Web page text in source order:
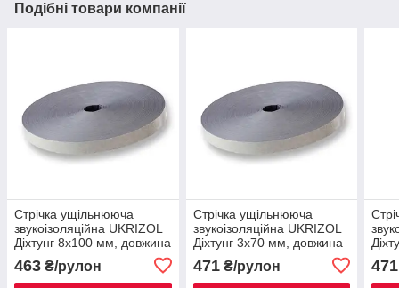
Подібні товари компанії
Стрічка ущільнююча
звукоізоляційна UKRIZOL
Діхтунг 8х100 мм, довжина
463 ₴/рулон
Стрічка ущільнююча
звукоізоляційна UKRIZOL
Діхтунг 3х70 мм, довжина
471₴/рулон 471